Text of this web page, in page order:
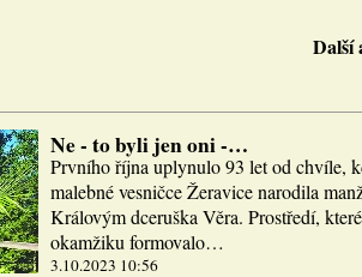
Ne - to byli jen oni -…
Prvního října uplynulo 93 let od chvíle,
malebné vesničce Žeravice narodila
Královým dceruška Věra. Prostředí,
okamžiku formovalo…
3.10.2023 10:56